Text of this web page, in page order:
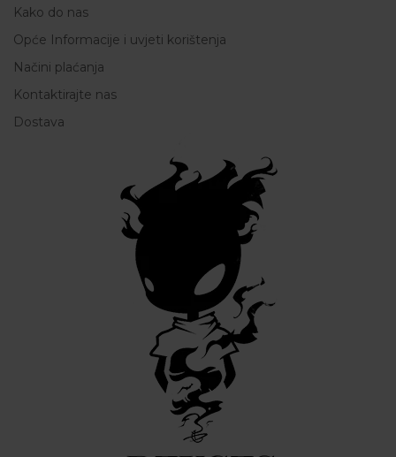
Kako do nas
Opće Informacije i uvjeti korištenja
Načini plaćanja
Kontaktirajte nas
Dostava